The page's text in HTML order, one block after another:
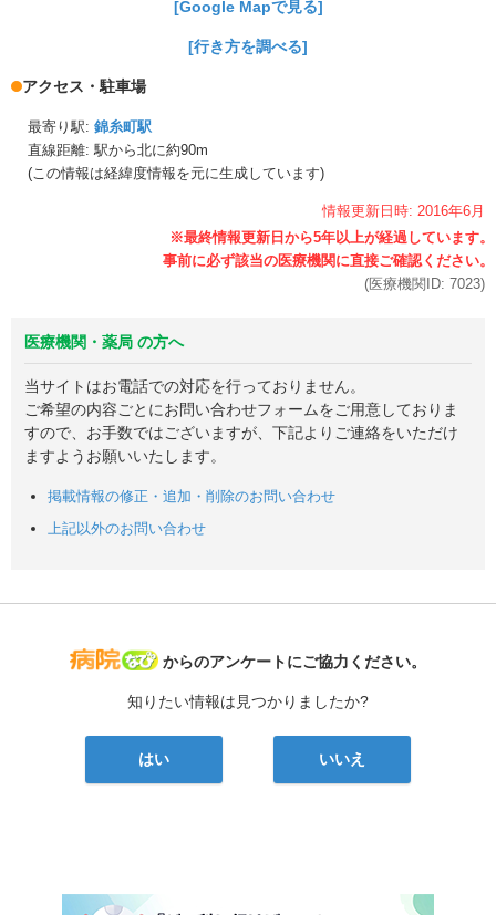
[Google Mapで見る]
[行き方を調べる]
アクセス・駐車場
最寄り駅: 錦糸町駅
直線距離: 駅から北に約90m
(この情報は経緯度情報を元に生成しています)
情報更新日時: 2016年6月
(医療機関ID: 7023)
医療機関・薬局 の方へ
当サイトはお電話での対応を行っておりません。
ご希望の内容ごとにお問い合わせフォームをご用意しておりま
すので、お手数ではございますが、下記よりご連絡をいただけ
ますようお願いいたします。
掲載情報の修正・追加・削除のお問い合わせ
上記以外のお問い合わせ
病院なび
からのアンケートにご協力ください。
知りたい情報は見つかりましたか?
はい いいえ